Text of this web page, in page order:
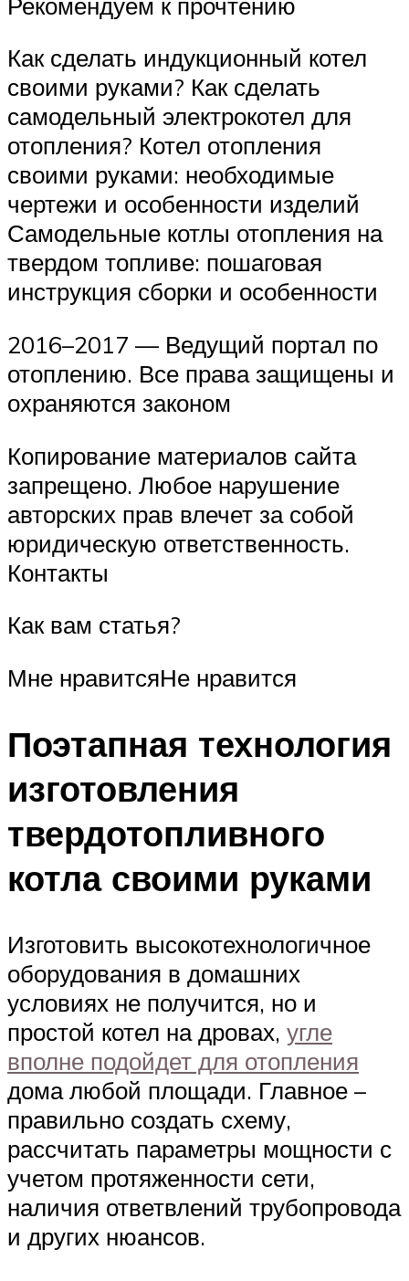
Как сделать индукционный котел
своими руками? Как сделать
самодельный электрокотел для
отопления? Котел отопления
своими руками: необходимые
чертежи и особенности изделий
Самодельные котлы отопления на
твердом топливе: пошаговая
инструкция сборки и особенности
2016–2017 — Ведущий портал по
отоплению. Все права защищены и
охраняются законом
Копирование материалов сайта
запрещено. Любое нарушение
авторских прав влечет за собой
юридическую ответственность.
Контакты
Как вам статья?
Мне нравитсяНе нравится
Поэтапная технология
изготовления
твердотопливного
котла своими руками
Изготовить высокотехнологичное
оборудования в домашних
условиях не получится, но и
простой котел на дровах, угле
вполне подойдет для отопления
дома любой площади. Главное –
правильно создать схему,
рассчитать параметры мощности с
учетом протяженности сети,
наличия ответвлений трубопровода
и других нюансов.